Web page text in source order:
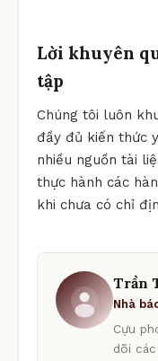
Lời khuyên
tập
Chúng tôi luôn
đầy đủ kiến thức
nhiều nguồn tài
thực hành các
khi chưa có chỉ
Trần
Nhà
Cựu
dõi